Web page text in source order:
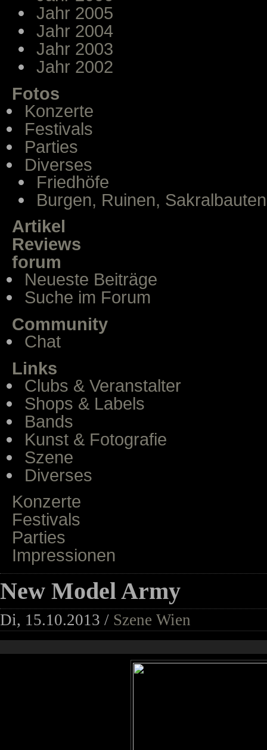
Jahr 2005
Jahr 2004
Jahr 2003
Jahr 2002
Fotos
Konzerte
Festivals
Parties
Diverses
Friedhöfe
Burgen, Ruinen, Sakralbauten
Artikel
Reviews
forum
Neueste Beiträge
Suche im Forum
Community
Chat
Links
Clubs & Veranstalter
Shops & Labels
Bands
Kunst & Fotografie
Szene
Diverses
Konzerte
Festivals
Parties
Impressionen
New Model Army
Di, 15.10.2013 / Szene Wien